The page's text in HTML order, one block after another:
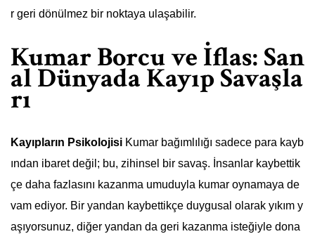
r geri dönülmez bir noktaya ulaşabilir.
Kumar Borcu ve İflas: San
al Dünyada Kayıp Savaşla
rı
Kayıpların Psikolojisi Kumar bağımlılığı sadece para kayb
ından ibaret değil; bu, zihinsel bir savaş. İnsanlar kaybettik
çe daha fazlasını kazanma umuduyla kumar oynamaya de
vam ediyor. Bir yandan kaybettikçe duygusal olarak yıkım y
aşıyorsunuz, diğer yandan da geri kazanma isteğiyle dona